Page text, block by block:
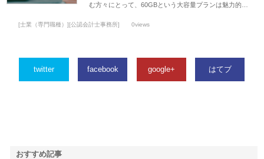
む方々にとって、60GBという大容量プランは魅力的…
[士業（専門職種）][公認会計士事務所] 0views
twitter facebook google+ はてブ
おすすめ記事